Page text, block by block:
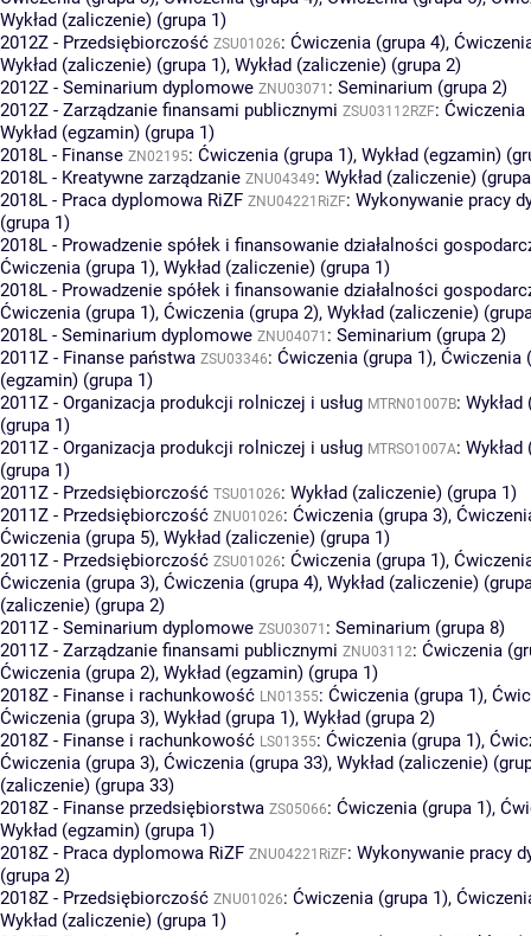
Wykład (zaliczenie) (grupa 1)
2012Z - Przedsiębiorczość ZSU01026: Ćwiczenia (grupa 4),
Wykład (zaliczenie) (grupa 1), Wykład (zaliczenie) (grupa 2)
2012Z - Seminarium dyplomowe ZNU03071 : Seminarium (grupa 2)
2012Z - Zarządzanie finansami publicznymi ZSU03112RZF: Ćwiczenia
Wykład (egzamin) (grupa 1)
2018L - Finanse ZN02195: Ćwiczenia (grupa 1), Wykład (egzamin)
2018L - Kreatywne zarządzanie ZNU04349: Wykład (zaliczenie)
2018L - Praca dyplomowa RiZF ZNU04221RiZF: Wykonywanie pracy
(grupa 1)
2018L - Prowadzenie spółek i finansowanie działalności
Ćwiczenia (grupa 1), Wykład (zaliczenie) (grupa 1)
2018L - Prowadzenie spółek i finansowanie działalności
Ćwiczenia (grupa 1), Ćwiczenia (grupa 2), Wykład (zaliczenie)
2018L - Seminarium dyplomowe ZNU04071 : Seminarium (grupa 2)
2011Z - Finanse państwa ZSU03346: Ćwiczenia (grupa 1), Ćwiczenia
(egzamin) (grupa 1)
2011Z - Organizacja produkcji rolniczej i usług MTRN01007B:
(grupa 1)
2011Z - Organizacja produkcji rolniczej i usług MTRSO1007A:
(grupa 1)
2011Z - Przedsiębiorczość TSU01026: Wykład (zaliczenie) (grupa 1)
2011Z - Przedsiębiorczość ZNU01026: Ćwiczenia (grupa 3),
Ćwiczenia (grupa 5), Wykład (zaliczenie) (grupa 1)
2011Z - Przedsiębiorczość ZSU01026: Ćwiczenia (grupa 1),
Ćwiczenia (grupa 3), Ćwiczenia (grupa 4), Wykład (zaliczenie)
(zaliczenie) (grupa 2)
2011Z - Seminarium dyplomowe ZSU03071 : Seminarium (grupa 8)
2011Z - Zarządzanie finansami publicznymi ZNU03112: Ćwiczenia
Ćwiczenia (grupa 2), Wykład (egzamin) (grupa 1)
2018Z - Finanse i rachunkowość LN01355: Ćwiczenia (grupa 1),
Ćwiczenia (grupa 3), Wykład (grupa 1), Wykład (grupa 2)
2018Z - Finanse i rachunkowość LS01355: Ćwiczenia (grupa 1),
Ćwiczenia (grupa 3), Ćwiczenia (grupa 33), Wykład (zaliczenie)
(zaliczenie) (grupa 33)
2018Z - Finanse przedsiębiorstwa ZS05066: Ćwiczenia (grupa 1),
Wykład (egzamin) (grupa 1)
2018Z - Praca dyplomowa RiZF ZNU04221RiZF: Wykonywanie pracy
(grupa 2)
2018Z - Przedsiębiorczość ZNU01026: Ćwiczenia (grupa 1),
Wykład (zaliczenie) (grupa 1)